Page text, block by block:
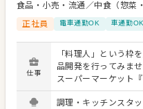
食品・小売・流通／中食（惣菜
正社員
電車通勤OK 車通勤OK
仕事
「料理人」という枠
品開発を行ってみま
スーパーマーケット
します。 惣菜事業部では、自社で扱う多様な食材を、自在
に組み合わせてお惣
調理・キッチンスタ